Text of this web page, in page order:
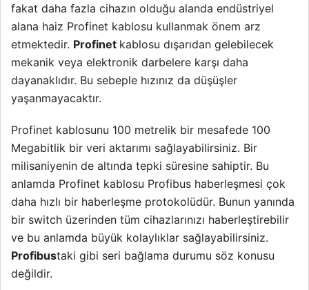
fakat daha fazla cihazın olduğu alanda endüstriyel
alana haiz Profinet kablosu kullanmak önem arz
etmektedir. Profinet kablosu dışarıdan gelebilecek
mekanik veya elektronik darbelere karşı daha
dayanaklıdır. Bu sebeple hızınız da düşüşler
yaşanmayacaktır.
Profinet kablosunu 100 metrelik bir mesafede 100
Megabitlik bir veri aktarımı sağlayabilirsiniz. Bir
milisaniyenin de altında tepki süresine sahiptir. Bu
anlamda Profinet kablosu Profibus haberleşmesi çok
daha hızlı bir haberleşme protokolüdür. Bunun yanında
bir switch üzerinden tüm cihazlarınızı haberleştirebilir
ve bu anlamda büyük kolaylıklar sağlayabilirsiniz.
Profibustaki gibi seri bağlama durumu söz konusu
değildir.